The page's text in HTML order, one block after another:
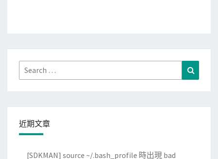
Search
for:
近期文章
[SDKMAN] source ~/.bash_profile 時出現 bad